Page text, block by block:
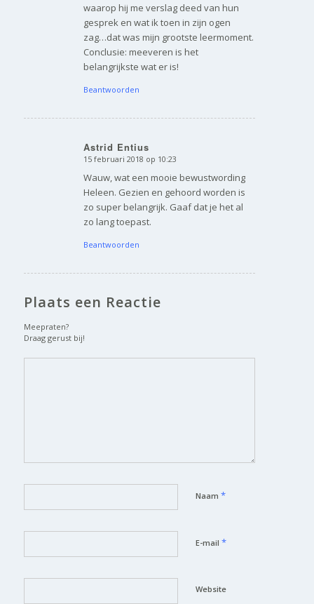
waarop hij me verslag deed van hun
gesprek en wat ik toen in zijn ogen
zag…dat was mijn grootste leermoment.
Conclusie: meeveren is het
belangrijkste wat er is!
Beantwoorden
Astrid Entius
zegt:
15 februari 2018 op 10:23
Wauw, wat een mooie bewustwording
Heleen. Gezien en gehoord worden is
zo super belangrijk. Gaaf dat je het al
zo lang toepast.
Beantwoorden
Plaats een Reactie
Meepraten?
Draag gerust bij!
Naam *
E-mail *
Website